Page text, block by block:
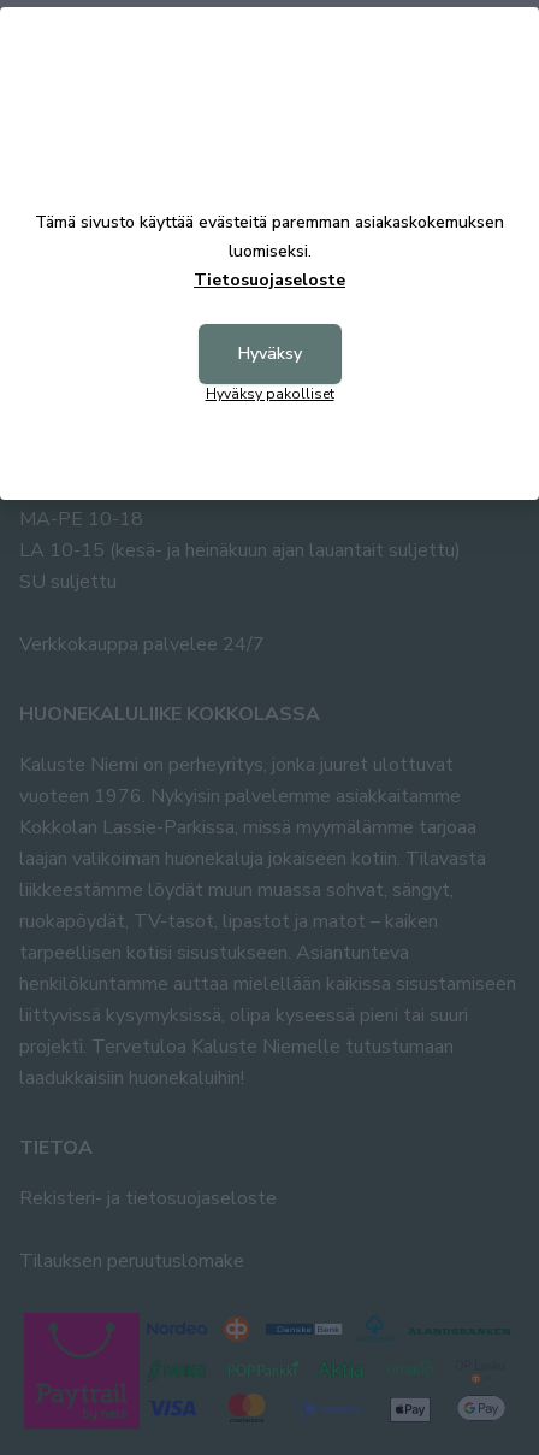
KALUSTE ÅKE NIEMI OY
MA-PE 10-18
LA 10-15 (kesä- ja heinäkuun ajan lauantait suljettu)
SU suljettu
Verkkokauppa palvelee 24/7
HUONEKALULIIKE KOKKOLASSA
Kaluste Niemi on perheyritys, jonka juuret ulottuvat
vuoteen 1976. Nykyisin palvelemme asiakkaitamme
Kokkolan Lassie-Parkissa, missä myymälämme tarjoaa
laajan valikoiman huonekaluja jokaiseen kotiin. Tilavasta
liikkeestämme löydät muun muassa sohvat, sängyt,
ruokapöydät, TV-tasot, lipastot ja matot – kaiken
tarpeellisen kotisi sisustukseen. Asiantunteva
henkilökuntamme auttaa mielellään kaikissa sisustamiseen
liittyvissä kysymyksissä, olipa kyseessä pieni tai suuri
projekti. Tervetuloa Kaluste Niemelle tutustumaan
laadukkaisiin huonekaluihin!
TIETOA
Rekisteri- ja tietosuojaseloste
Tilauksen peruutuslomake
Tämä sivusto käyttää evästeitä paremman asiakaskokemuksen
luomiseksi.
Tietosuojaseloste
Hyväksy
Hyväksy pakolliset